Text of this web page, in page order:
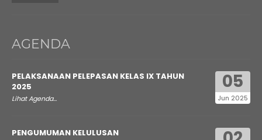
AGENDA
05
Jun 2025
PELAKSANAAN PELEPASAN KELAS IX TAHUN
2025
Lihat Agenda...
PENGUMUMAN KELULUSAN